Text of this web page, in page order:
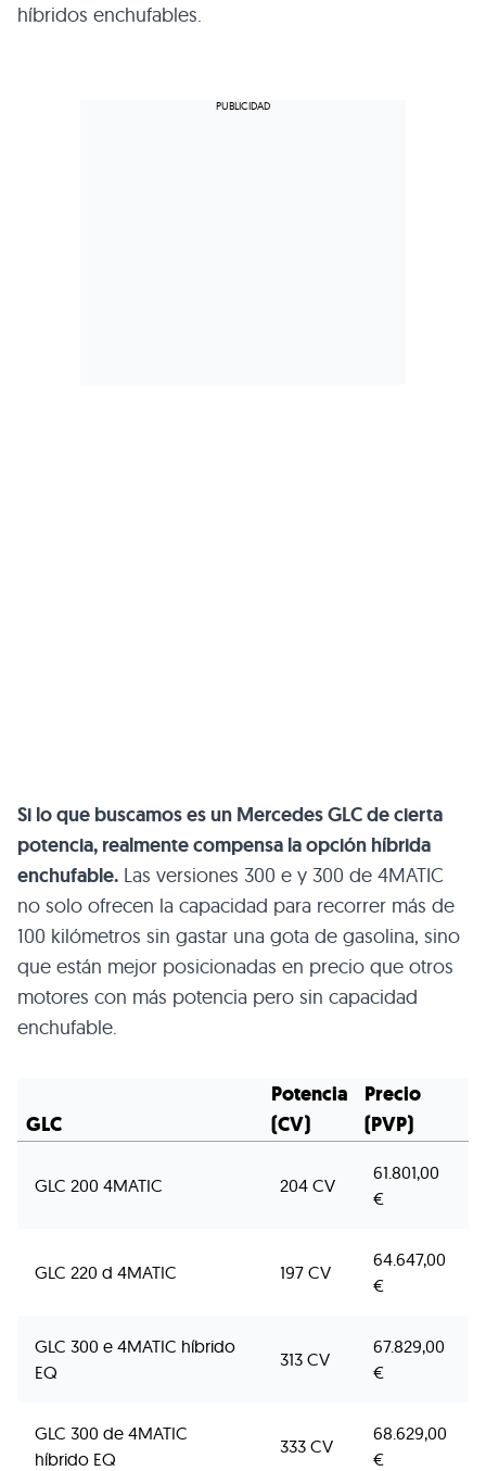
híbridos enchufables.
Si lo que buscamos es un Mercedes GLC de cierta
potencia, realmente compensa la opción híbrida
enchufable. Las versiones 300 e y 300 de 4MATIC
no solo ofrecen la capacidad para recorrer más de
100 kilómetros sin gastar una gota de gasolina, sino
que están mejor posicionadas en precio que otros
motores con más potencia pero sin capacidad
enchufable.
GLC
Potencia
(CV)
Precio
(PVP)
GLC 200 4MATIC 204 CV
61.801,00
€
GLC 220 d 4MATIC 197 CV
64.647,00
€
GLC 300 e 4MATIC híbrido
EQ
313 CV
67.829,00
€
GLC 300 de 4MATIC
híbrido EQ
333 CV
68.629,00
€